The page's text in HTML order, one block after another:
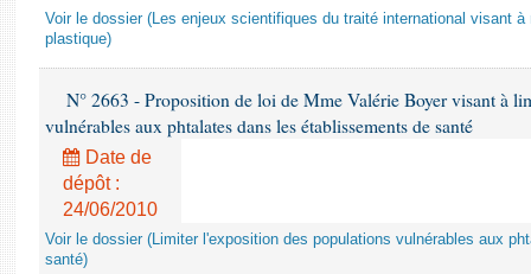
Voir le dossier (Les enjeux scientifiques du traité international visant
plastique)
N° 2663 - Proposition de loi de Mme Valérie Boyer visant à
vulnérables aux phtalates dans les établissements de santé
Date de
dépôt :
24/06/2010
Voir le dossier (Limiter l'exposition des populations vulnérables aux
santé)